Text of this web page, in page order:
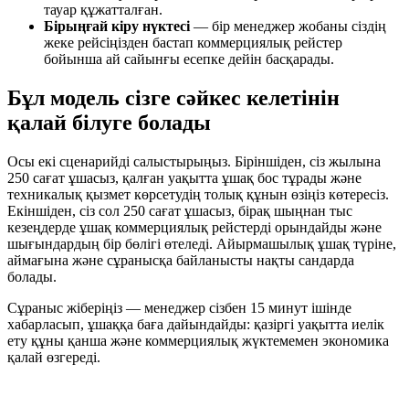
тауар құжатталған.
Бірыңғай кіру нүктесі — бір менеджер жобаны сіздің
жеке рейсіңізден бастап коммерциялық рейстер
бойынша ай сайынғы есепке дейін басқарады.
Бұл модель сізге сәйкес келетінін
қалай білуге болады
Осы екі сценарийді салыстырыңыз. Біріншіден, сіз жылына
250 сағат ұшасыз, қалған уақытта ұшақ бос тұрады және
техникалық қызмет көрсетудің толық құнын өзіңіз көтересіз.
Екіншіден, сіз сол 250 сағат ұшасыз, бірақ шыңнан тыс
кезеңдерде ұшақ коммерциялық рейстерді орындайды және
шығындардың бір бөлігі өтеледі. Айырмашылық ұшақ түріне,
аймағына және сұранысқа байланысты нақты сандарда
болады.
Сұраныс жіберіңіз — менеджер сізбен 15 минут ішінде
хабарласып, ұшаққа баға дайындайды: қазіргі уақытта иелік
ету құны қанша және коммерциялық жүктемемен экономика
қалай өзгереді.